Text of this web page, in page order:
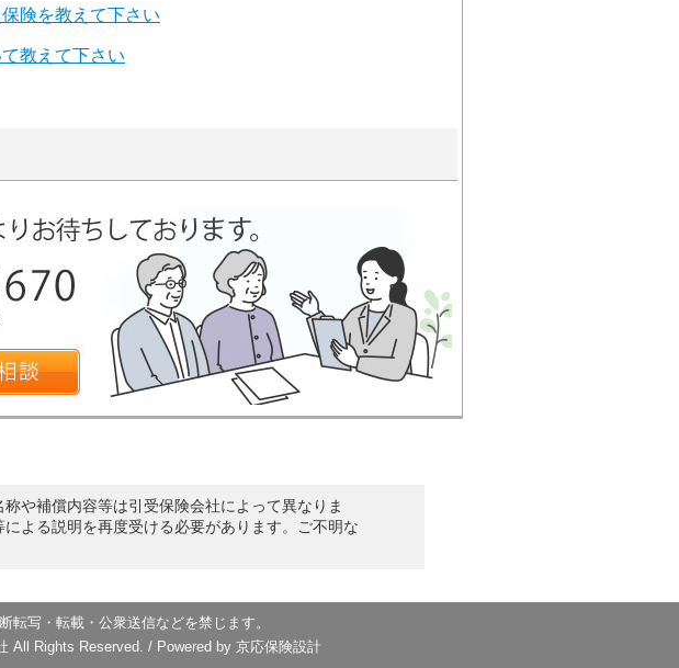
険を教えて下さい
教えて下さい
や補償内容等は引受保険会社によって異なりま
よる説明を再度受ける必要があります。ご不明な
写・転載・公衆送信などを禁じます。
All Rights Reserved. / Powered by 京応保険設計